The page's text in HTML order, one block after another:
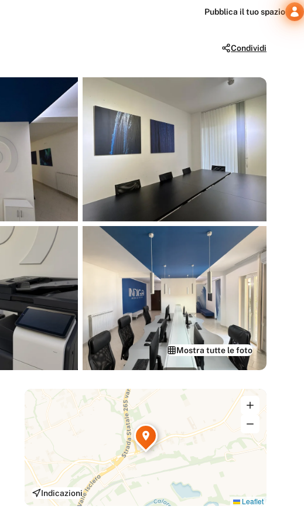
Pubblica il tuo spazio
Condividi
Mostra tutte le foto
Leaflet
Indicazioni